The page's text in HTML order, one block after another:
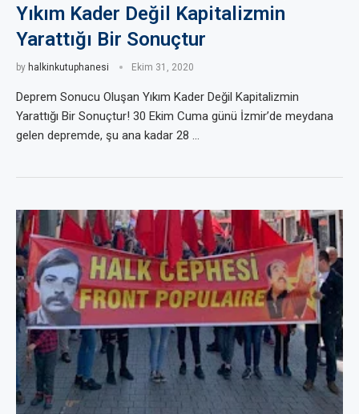
Yıkım Kader Değil Kapitalizmin
Yarattığı Bir Sonuçtur
by halkinkutuphanesi Ekim 31, 2020
Deprem Sonucu Oluşan Yıkım Kader Değil Kapitalizmin
Yarattığı Bir Sonuçtur! 30 Ekim Cuma günü İzmir’de meydana
gelen depremde, şu ana kadar 28 …